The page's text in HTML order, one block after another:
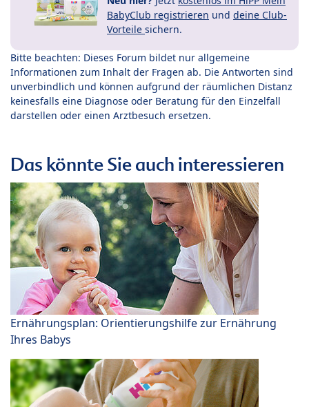
BabyClub registrieren und deine Club-
Vorteile sichern.
Bitte beachten: Dieses Forum bildet nur allgemeine
Informationen zum Inhalt der Fragen ab. Die Antworten sind
unverbindlich und können aufgrund der räumlichen Distanz
keinesfalls eine Diagnose oder Beratung für den Einzelfall
darstellen oder einen Arztbesuch ersetzen.
Das könnte Sie auch interessieren
Ernährungsplan: Orientierungshilfe zur Ernährung
Ihres Babys